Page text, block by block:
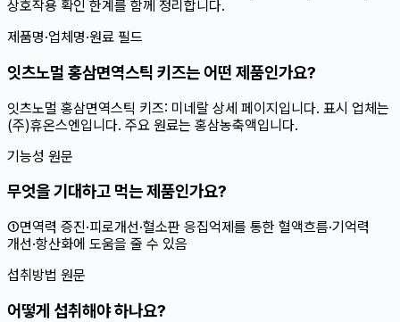
상호작용 확인 한계를 함께 정리합니다.
제품명·업체명·원료 필드
잇츠노멀 홍삼면역스틱 키즈는 어떤 제품인가요?
잇츠노멀 홍삼면역스틱 키즈: 미네랄 상세 페이지입니다. 표시 업체는
(주)휴온스엔입니다. 주요 원료는 홍삼농축액입니다.
기능성 원문
무엇을 기대하고 먹는 제품인가요?
①면역력 증진·피로개선·혈소판 응집억제를 통한 혈액흐름·기억력
개선·항산화에 도움을 줄 수 있음
섭취방법 원문
어떻게 섭취해야 하나요?